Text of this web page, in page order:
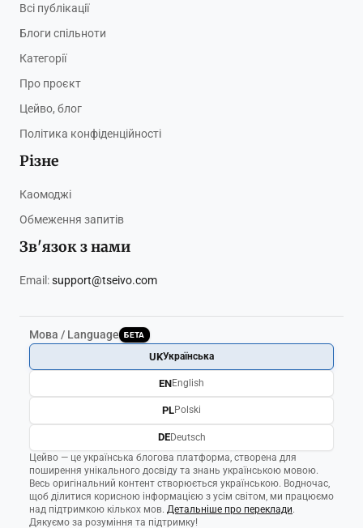
Всі публікації
Блоги спільноти
Категорії
Про проєкт
Цейво, блог
Політика конфіденційності
Різне
Каомоджі
Обмеження запитів
Зв'язок з нами
Email:support@tseivo.com
Мова / Language БЕТА
Цейво — це українська блогова платформа, створена для
поширення унікального досвіду та знань українською мовою.
Весь оригінальний контент створюється українською. Водночас,
щоб ділитися корисною інформацією з усім світом, ми працюємо
над підтримкою кількох мов. Детальніше про переклади.
Дякуємо за розуміння та підтримку!
UKУкраїнська
ENEnglish
PLPolski
DEDeutsch